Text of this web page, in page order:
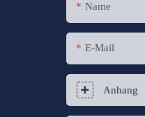
Name
E-Mail
Anhang